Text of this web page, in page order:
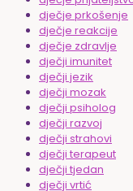
dječje prkošenje
dječje reakcije
dječje zdravlje
dječji imunitet
dječji jezik
dječji mozak
dječji psiholog
dječji razvoj
dječji strahovi
dječji terapeut
dječji tjedan
dječji vrtić